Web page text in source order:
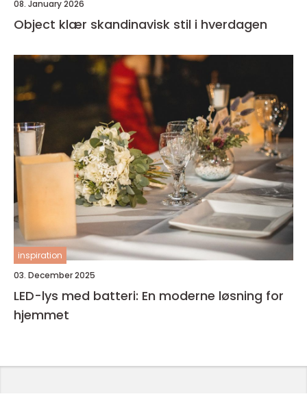
08. January 2026
Object klær skandinavisk stil i hverdagen
inspiration
03. December 2025
LED-lys med batteri: En moderne løsning for
hjemmet